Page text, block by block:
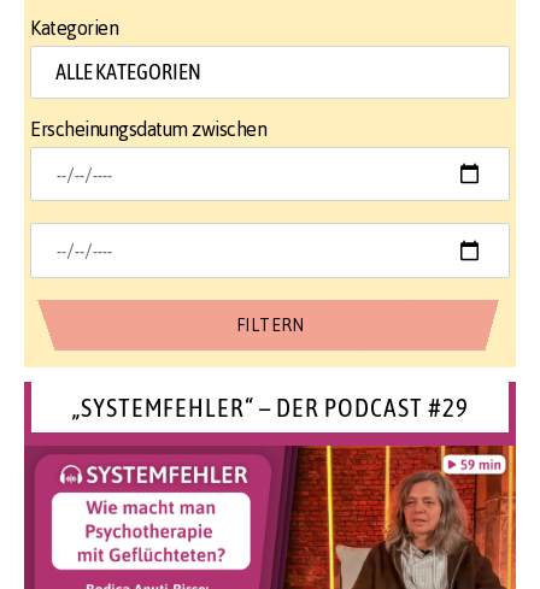
Kategorien
Erscheinungsdatum zwischen
„SYSTEMFEHLER“ – DER PODCAST #29